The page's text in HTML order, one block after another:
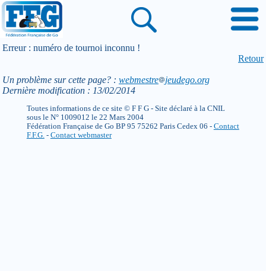
Erreur : numéro de tournoi inconnu !
Retour
Un problème sur cette page? : webmestre
jeudego.org
Dernière modification : 13/02/2014
Toutes informations de ce site © F F G - Site déclaré à la CNIL
sous le N° 1009012 le 22 Mars 2004
Fédération Française de Go BP 95 75262 Paris Cedex 06 - Contact
F.F.G.- Contact webmaster